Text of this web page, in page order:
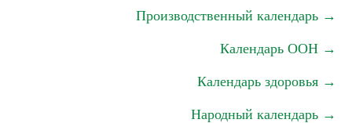
Производственный календарь →
Календарь ООН →
Календарь здоровья →
Народный календарь →